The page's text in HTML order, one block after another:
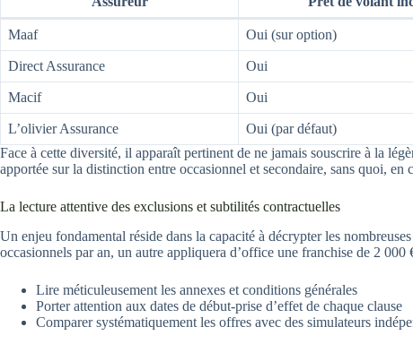
Maaf Oui (sur option)
Direct Assurance Oui
Macif Oui
L’olivier Assurance Oui (par défaut)
Face à cette diversité, il apparaît pertinent de ne jamais souscrire à la
apportée sur la distinction entre occasionnel et secondaire, sans quoi, en
La lecture attentive des exclusions et subtilités contractuelles
Un enjeu fondamental réside dans la capacité à décrypter les
occasionnels par an, un autre appliquera d’office une franchise de 2
Lire méticuleusement les annexes et conditions générales
Porter attention aux dates de début-prise d’effet de chaque clause
Comparer systématiquement les offres avec des simulateurs